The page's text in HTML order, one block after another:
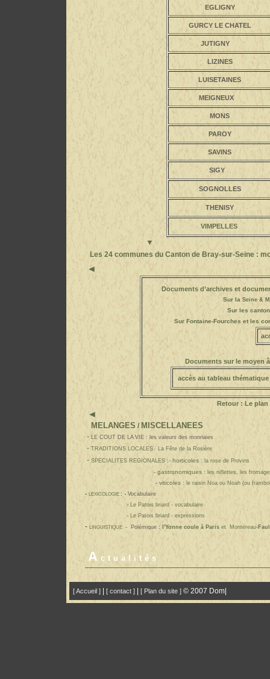
EGLIGNY
GURCY LE CHATEL
JUTIGNY
LIZINES
LUISETAINES
MEIGNEUX
MONS
PAROY
SAVINS
SIGY
SOGNOLLES
THENISY
VIMPELLES
▼
Les 24 communes du Canton de Bray-sur-Seine :
Documents d’archives et
Sur la Seine &
Sur les
Sur Fontaine-Fourches et les
Documents sur le moyen
accès au tableau thématique
Retour : Le plan
◄
MELANGES / MISCELLANEES
- LE COUT DE LA VIE : les valeurs des monnaies
- TRADITIONS LOCALES : La Fête de la Rosière
- SPECIALITES REGIONALES :- horticoles : la rose de Provins
- gastronomiques : les niflettes les
- viticoles : le raisin Noa ou Noah (ou
- LEXICOLOGIE : - Vocabulaire
- Le Patois briard - vocabulaire
- Le Patois briard - expressions
- LINGUISTIQUE - Polémique : l'Yonne coule à Paris et Montereau-
A ctualités
[ Accueil ] |[ contact ] |[ Plan du site ] © 2007 Dom|